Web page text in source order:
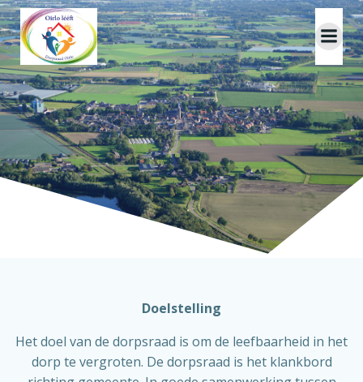
Ga
naar
de
inhoud
Doelstelling
Het doel van de dorpsraad is om de leefbaarheid in het
dorp te vergroten. De dorpsraad is het klankbord